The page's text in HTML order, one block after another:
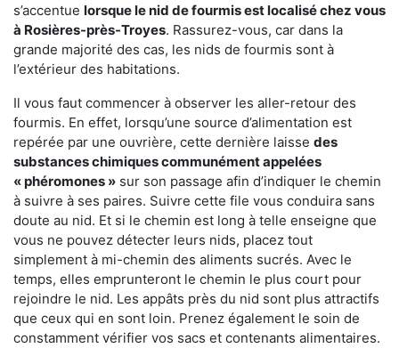
s’accentue lorsque le nid de fourmis est localisé chez vous
à Rosières-près-Troyes. Rassurez-vous, car dans la
grande majorité des cas, les nids de fourmis sont à
l’extérieur des habitations.
Il vous faut commencer à observer les aller-retour des
fourmis. En effet, lorsqu’une source d’alimentation est
repérée par une ouvrière, cette dernière laisse des
substances chimiques communément appelées
« phéromones » sur son passage afin d’indiquer le chemin
à suivre à ses paires. Suivre cette file vous conduira sans
doute au nid. Et si le chemin est long à telle enseigne que
vous ne pouvez détecter leurs nids, placez tout
simplement à mi-chemin des aliments sucrés. Avec le
temps, elles emprunteront le chemin le plus court pour
rejoindre le nid. Les appâts près du nid sont plus attractifs
que ceux qui en sont loin. Prenez également le soin de
constamment vérifier vos sacs et contenants alimentaires.